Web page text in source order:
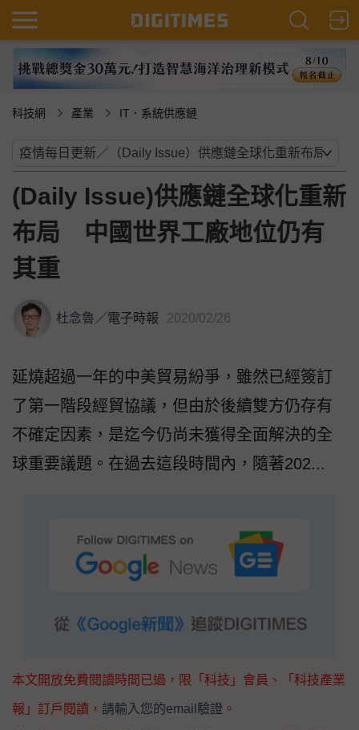
科技網 產業 IT．系統供應鏈
(Daily Issue)供應鏈全球化重新
布局 中國世界工廠地位仍有
其重
杜念魯／電子時報 2020/02/26
延燒超過一年的中美貿易紛爭，雖然已經簽訂
了第一階段經貿協議，但由於後續雙方仍存有
不確定因素，是迄今仍尚未獲得全面解決的全
球重要議題。在過去這段時間內，隨著202...
本文開放免費閱讀時間已過，限「科技」會員、「科技產業
報」訂戶閱讀， 請輸入您的email驗證 。